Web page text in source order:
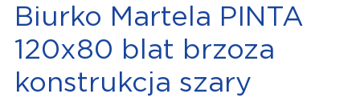
Biurko Martela PINTA
120x80 blat brzoza
konstrukcja szary